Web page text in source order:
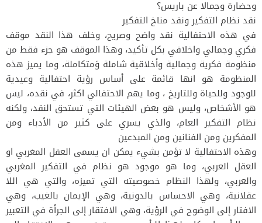
وحضارة وجمالا عن باريس؟
نقد نظام التفكير ونقد مناخ التفكير
في هذه الاحتفالية نقد واضح وصريح، وخلف هذا النقد موقف
فكري وجمالي واخلاقي بكل تأكيد، وهذا الموقف هو جزء فقط من
منظومة فكرية وجمالية وأخلاقية شاملة وَمتكاملة، وما يميز هذه
المنظومة هو انها قائمة على أساس رؤية احتفالية وعيدية
للوجود وللحياة وللتاريخ ، وما يهم الاحتفالي اكثر، في نقده، ليس
هو الأشخاص، وليس هو بعض الهيئات التي تستحق النقد، ولكنه
نظام التفكير العام، والذي يسري على كثير من الأدباء ومن
المفكرين ومن الفنانين ومن المبدعين
وهذه الاحتفالية لا تؤمن بشيء يمكن ان يسمى العقل المغربي او
العقل العربي، وما هو موجود هو نظام في التفكير المغربي
والعربي، ولهذا النظام خصوصيته التي تميزه، والتي هي اللا
عقلانية، وهي الاحساس بالدونية، وهي الإيمان بالغيب، وهي
الافتار إلى الوضوح في الرؤية، وهي الافتقار إلى الجرأة في التعبير